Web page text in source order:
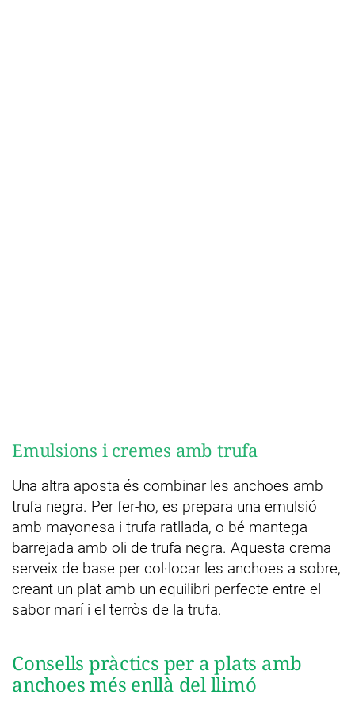
Emulsions i cremes amb trufa
Una altra aposta és combinar les anchoes amb
trufa negra. Per fer-ho, es prepara una emulsió
amb mayonesa i trufa ratllada, o bé mantega
barrejada amb oli de trufa negra. Aquesta crema
serveix de base per col·locar les anchoes a sobre,
creant un plat amb un equilibri perfecte entre el
sabor marí i el terròs de la trufa.
Consells pràctics per a plats amb
anchoes més enllà del llimó